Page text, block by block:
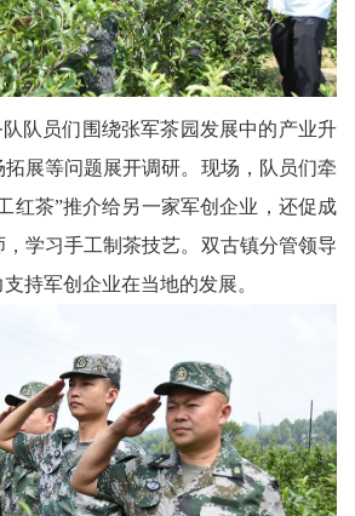
员们围绕张军茶园发展中的产业升
展等问题展开调研。现场，队员们牵
红茶”推介给另一家军创企业，还促成
学习手工制茶技艺。双古镇分管领导
持军创企业在当地的发展。